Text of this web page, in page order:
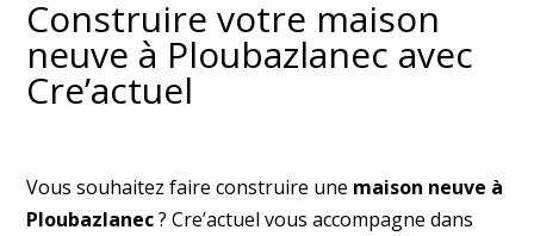
Construire votre maison
neuve à Ploubazlanec avec
Cre’actuel
Vous souhaitez faire construire une maison neuve à
Ploubazlanec? Cre’actuel vous accompagne dans